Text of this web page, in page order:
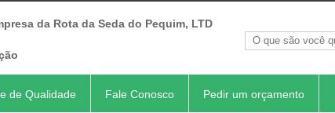
da Rota da Seda do Pequim, LTD
de Qualidade Fale Conosco Pedir um orçamento